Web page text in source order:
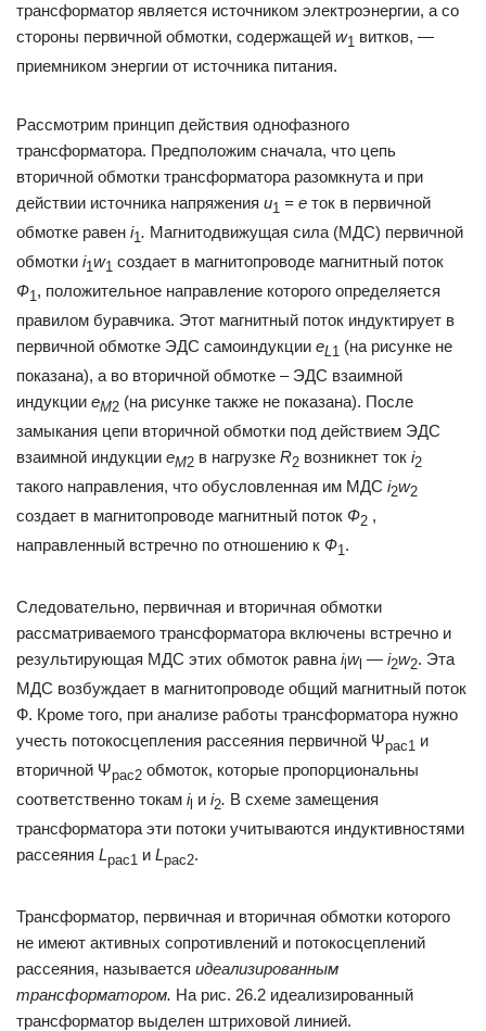
трансформатор является источником электроэнергии, а со
стороны первичной обмотки, содержащей w1 витков, —
приемником энергии от источника питания.
Рассмотрим принцип действия однофазного
трансформатора. Предположим сначала, что цепь
вторичной обмотки трансформатора разомкнута и при
действии источника напряжения u1 = e ток в первичной
обмотке равен i1. Магнитодвижущая сила (МДС) первичной
обмотки i1w1 создает в магнитопроводе магнитный поток
Ф1, положительное направление которого определяется
правилом буравчика. Этот магнитный поток индуктирует в
первичной обмотке ЭДС самоиндукции eL1 (на рисунке не
показана), а во вторичной обмотке – ЭДС взаимной
индукции еМ2 (на рисунке также не показана). После
замыкания цепи вторичной обмотки под действием ЭДС
взаимной индукции еМ2 в нагрузке R2 возникнет ток i2
такого направления, что обусловленная им МДС i2w2
создает в магнитопроводе магнитный поток Ф2 ,
направленный встречно по отношению к Ф1.
Следовательно, первичная и вторичная обмотки
рассматриваемого трансформатора включены встречно и
результирующая МДС этих обмоток равна iw — i2w2. Эта
МДС возбуждает в магнитопроводе общий магнитный поток
Ф. Кроме того, при анализе работы трансформатора нужно
учесть потокосцепления рассеяния первичной Ψрас1 и
вторичной Ψрас2 обмоток, которые пропорциональны
соответственно токам i и i2. В схеме замещения
трансформатора эти потоки учитываются индуктивностями
рассеяния Lрас1 и Lрас2.
Трансформатор, первичная и вторичная обмотки которого
не имеют активных сопротивлений и потокосцеплений
рассеяния, называется идеализированным
трансформатором. На рис. 26.2 идеализированный
трансформатор выделен штриховой линией.